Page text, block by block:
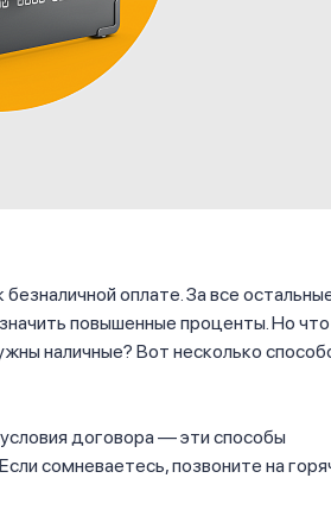
оплате. За все
повышенные проценты. Но что
наличные? Вот несколько
договора — эти способы
сомневаетесь, позвоните на